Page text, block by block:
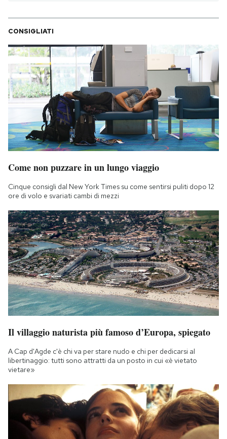
CONSIGLIATI
Come non puzzare in un lungo viaggio
Cinque consigli dal New York Times su come sentirsi puliti dopo 12
ore di volo e svariati cambi di mezzi
Il villaggio naturista più famoso d’Europa, spiegato
A Cap d'Agde c'è chi va per stare nudo e chi per dedicarsi al
libertinaggio: tutti sono attratti da un posto in cui «è vietato
vietare»